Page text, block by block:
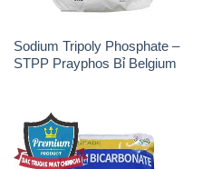
Sodium Tripoly Phosphate –
STPP Prayphos Bỉ Belgium